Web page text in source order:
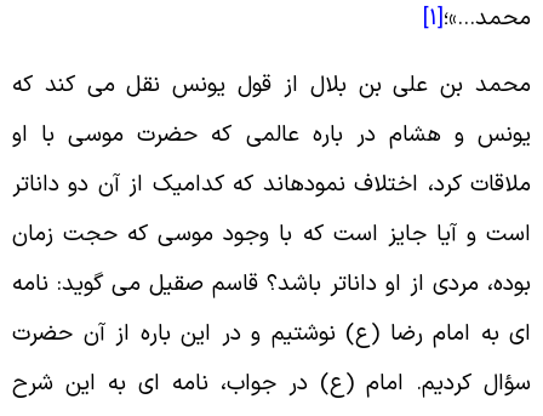
[1]
بن علی بن بلال از قول یونس نقل می کند که
و هشام در باره عالمی که حضرت موسى با او
کرد، اختلاف نموده‏اند که کدامیک از آن دو داناتر
و آیا جایز است که با وجود موسى که حجت زمان
مردى از او داناتر باشد؟ قاسم صقیل مى ‏گوید: نامه
به امام رضا (ع) نوشتیم و در این باره از آن حضرت
کردیم. امام (ع) در جواب، نامه ‏اى به این شرح